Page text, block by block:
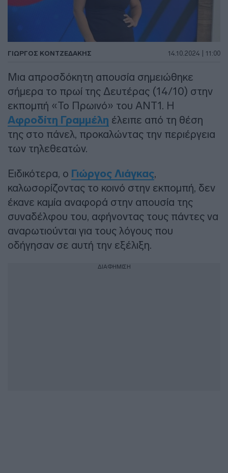
ΓΙΏΡΓΟΣ ΚΟΝΤΖΕΔΆΚΗΣ 14.10.2024 | 11:00
Μια απροσδόκητη απουσία σημειώθηκε
σήμερα το πρωί της Δευτέρας (14/10) στην
εκπομπή «Το Πρωινό» του ΑΝΤ1. Η
Αφροδίτη Γραμμέλη έλειπε από τη θέση
της στο πάνελ, προκαλώντας την περιέργεια
των τηλεθεατών.
Ειδικότερα, ο Γιώργος Λιάγκας,
καλωσορίζοντας το κοινό στην εκπομπή, δεν
έκανε καμία αναφορά στην απουσία της
συναδέλφου του, αφήνοντας τους πάντες να
αναρωτιούνται για τους λόγους που
οδήγησαν σε αυτή την εξέλιξη.
ΔΙΑΦΗΜΙΣΗ